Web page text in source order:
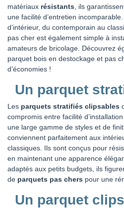
matériaux résistants , ils
une facilité d’entretien
d’intérieur, du contemporain au
pas cher est également simple à
amateurs de bricolage. Découvrez
parquet bois en destockage et pas
d’économies !
Un parquet
Les parquets stratifiés clipsables
compromis entre facilité
une large gamme de styles et de
conviennent parfaitement aux
classiques. Ils sont conçus pour
en maintenant une apparence
adaptés aux petits budgets, ils
de parquets pas chers pour une
Un parquet